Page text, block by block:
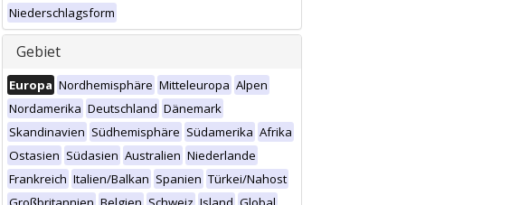
Niederschlagsform
Gebiet
Europa Nordhemisphäre Mitteleuropa Alpen
Nordamerika Deutschland Dänemark
Skandinavien Südhemisphäre Südamerika Afrika
Ostasien Südasien Australien Niederlande
Frankreich Italien/Balkan Spanien Türkei/Nahost